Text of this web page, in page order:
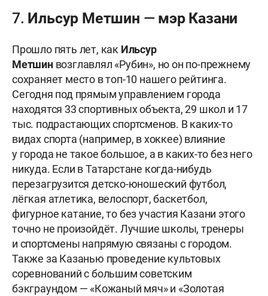
7. Ильсур Метшин — мэр Казани
Прошло пять лет, как Ильсур
Метшин возглавлял «Рубин», но он по-прежнему
сохраняет место в топ-10 нашего рейтинга.
Сегодня под прямым управлением города
находятся 33 спортивных объекта, 29 школ и 17
тыс. подрастающих спортсменов. В каких-то
видах спорта (например, в хоккее) влияние
у города не такое большое, а в каких-то без него
никуда. Если в Татарстане когда-нибудь
перезагрузится детско-юношеский футбол,
лёгкая атлетика, велоспорт, баскетбол,
фигурное катание, то без участия Казани этого
точно не произойдёт. Лучшие школы, тренеры
и спортсмены напрямую связаны с городом.
Также за Казанью проведение культовых
соревнований с большим советским
бэкграундом — «Кожаный мяч» и «Золотая